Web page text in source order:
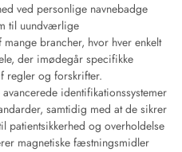
ved personlige navnebadge
til uundværlige
brancher, hvor hver enkelt
der imødegår specifikke
regler og forskrifter.
identifikationssystemer
samtidig med at de sikrer
patientsikkerhed og overholdelse
magnetiske fæstningsmidler